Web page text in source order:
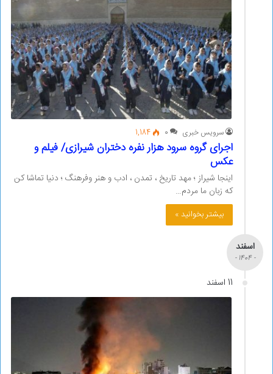
سرویس خبری 0
1,184
اجرای گروه سرود هزار نفره دختران شیرازی/ فیلم و
عکس
اینجا شیراز ؛ مهد تاریخ ، تمدن ، ادب و هنر وفرهنگ ؛ دنیا تماشا کن
که زبان ما مردم…
بیشتر بخوانید »
اسفند
- 1404 -
11 اسفند